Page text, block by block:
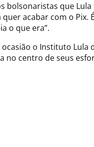
bolsonaristas que
acabar com o
o que era”.
o Instituto
no centro de seus